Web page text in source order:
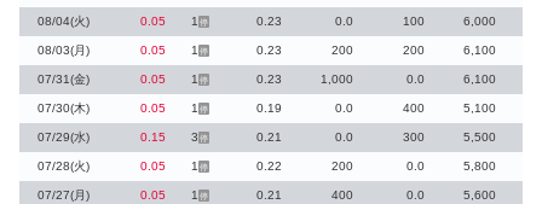
08/04(火) 0.05 1 停 0.23 0.0 100 6,000
08/03(月) 0.05 1 停 0.23 200 200 6,100
07/31(金) 0.05 1 停 0.23 1,000 0.0 6,100
07/30(木) 0.05 1 停 0.19 0.0 400 5,100
07/29(水) 0.15 3 停 0.21 0.0 300 5,500
07/28(火) 0.05 1 停 0.22 200 0.0 5,800
07/27(月) 0.05 1 停 0.21 400 0.0 5,600